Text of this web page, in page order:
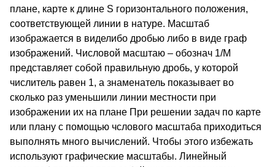
плане, карте к длине S горизонтального положения,
соответствующей линии в натуре. Масштаб
изображается в виделибо дробью либо в виде граф
изображений. Числовой масштаю – обознач 1/М
представляет собой правильную дробь, у которой
числитель равен 1, а знаменатель показывает во
сколько раз уменьшили линии местности при
изображении их на плане При решении задач по карте
или плану с помощью чслового масштаба приходиться
выполнять много вычислений. Чтобы этого избежать
используют графические масштабы. Линейный